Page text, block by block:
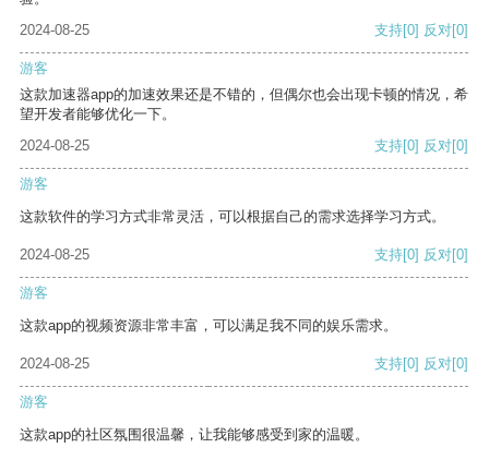
2024-08-25
支持[0] 反对[0]
游客
这款加速器app的加速效果还是不错的，但偶尔也会出现卡顿的情况，希
望开发者能够优化一下。
2024-08-25
支持[0] 反对[0]
游客
这款软件的学习方式非常灵活，可以根据自己的需求选择学习方式。
2024-08-25 支持[0] 反对[0]
游客
这款app的视频资源非常丰富，可以满足我不同的娱乐需求。
2024-08-25 支持[0] 反对[0]
游客
这款app的社区氛围很温馨，让我能够感受到家的温暖。